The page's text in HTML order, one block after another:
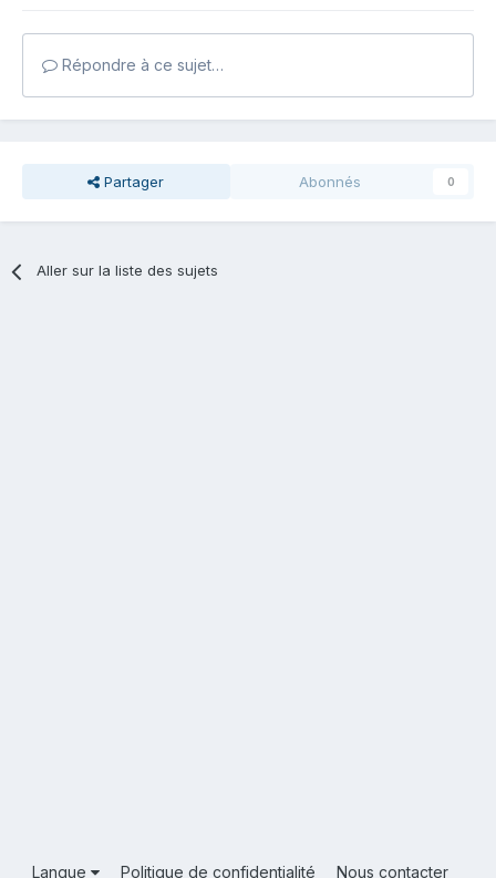
Répondre à ce sujet…
Partager Abonnés 0
Aller sur la liste des sujets
Langue Politique de confidentialité Nous contacter